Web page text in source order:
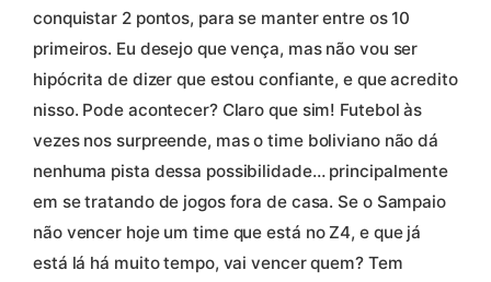
conquistar 2 pontos, para se manter entre os 10
primeiros. Eu desejo que vença, mas não vou ser
hipócrita de dizer que estou confiante, e que acredito
nisso. Pode acontecer? Claro que sim! Futebol às
vezes nos surpreende, mas o time boliviano não dá
nenhuma pista dessa possibilidade… principalmente
em se tratando de jogos fora de casa. Se o Sampaio
não vencer hoje um time que está no Z4, e que já
está lá há muito tempo, vai vencer quem? Tem